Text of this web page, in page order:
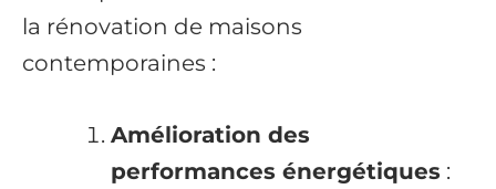
la rénovation de maisons
contemporaines :
Amélioration des
performances énergétiques :